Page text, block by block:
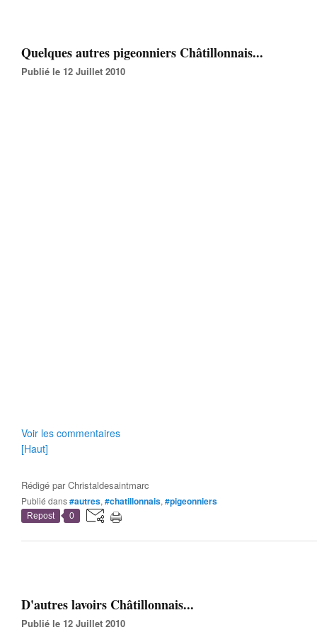
Quelques autres pigeonniers Châtillonnais...
Publié le 12 Juillet 2010
Voir les commentaires
[Haut]
Rédigé parChristaldesaintmarc
Publié dans#autres, #chatillonnais, #pigeonniers
Repost 0
D'autres lavoirs Châtillonnais...
Publié le 12 Juillet 2010